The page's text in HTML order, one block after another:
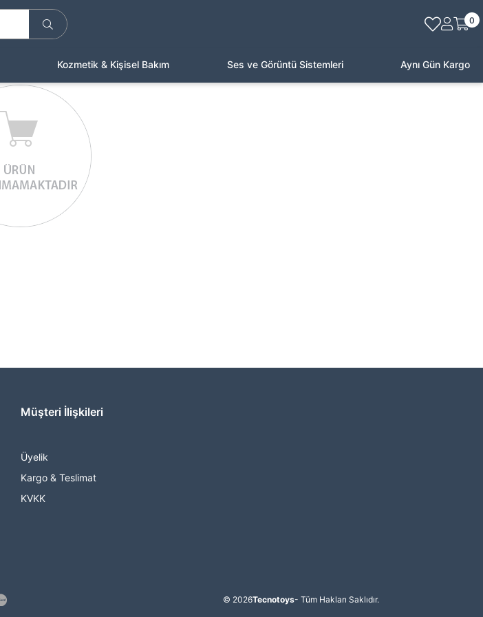
0
Kozmetik & Kişisel Bakım Ses ve Görüntü Sistemleri Aynı Gün Kargo
Müşteri İlişkileri
Üyelik
Kargo & Teslimat
KVKK
© 2026Tecnotoys- Tüm Hakları Saklıdır.